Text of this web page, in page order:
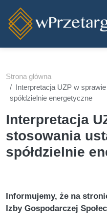
Strona główna
Interpretacja UZP w
spółdzielnie energetyczne
Interpretacja
stosowania
spółdzielnie
Informujemy, że na
Izby Gospodarczej